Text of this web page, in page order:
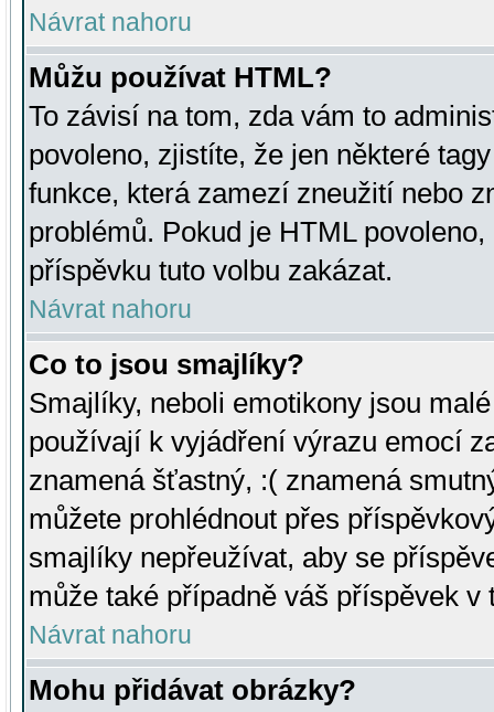
Návrat nahoru
Můžu používat HTML?
To závisí na tom, zda vám to
povoleno, zjistíte, že jen některé
funkce, která zamezí zneužití nebo
problémů. Pokud je HTML
příspěvku tuto volbu zakázat.
Návrat nahoru
Co to jsou smajlíky?
Smajlíky, neboli emotikony jsou
používají k vyjádření výrazu emocí
znamená šťastný, :( znamená
můžete prohlédnout přes
smajlíky nepřeužívat, aby se
může také případně váš příspěvek v
Návrat nahoru
Mohu přidávat obrázky?